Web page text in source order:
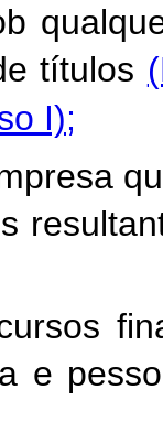
títulos
I);
e